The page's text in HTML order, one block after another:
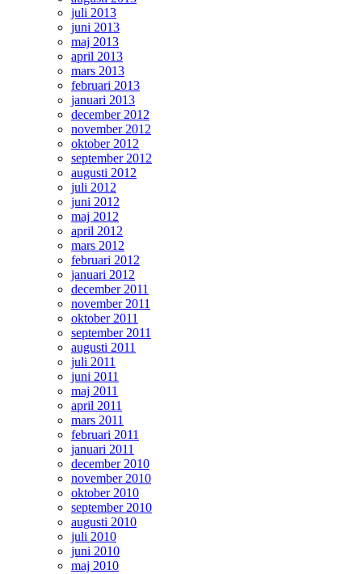
juli 2013
juni 2013
maj 2013
april 2013
mars 2013
februari 2013
januari 2013
december 2012
november 2012
oktober 2012
september 2012
augusti 2012
juli 2012
juni 2012
maj 2012
april 2012
mars 2012
februari 2012
januari 2012
december 2011
november 2011
oktober 2011
september 2011
augusti 2011
juli 2011
juni 2011
maj 2011
april 2011
mars 2011
februari 2011
januari 2011
december 2010
november 2010
oktober 2010
september 2010
augusti 2010
juli 2010
juni 2010
maj 2010